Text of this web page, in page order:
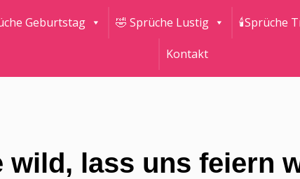
Geburtstag 🤣 Sprüche Lustig 🕯Sprüche
Kontakt
wild, lass uns feiern